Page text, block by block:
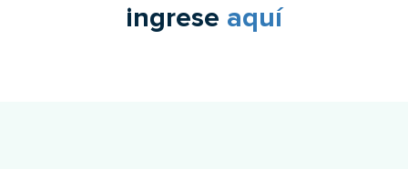
ingrese aquí